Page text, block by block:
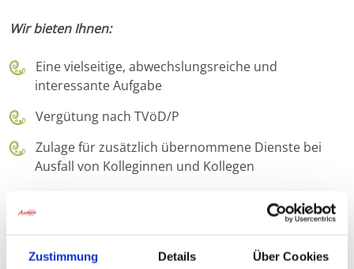
Zustimmung Details Über Cookies
Wir bieten Ihnen:
Eine vielseitige, abwechslungsreiche und
interessante Aufgabe
Vergütung nach TVöD/P
Zulage für zusätzlich übernommene Dienste bei
Ausfall von Kolleginnen und Kollegen
betriebliche Altersversorgung bei der Bayrischen